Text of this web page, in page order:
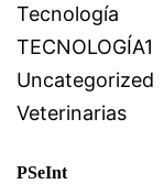
Tecnología
TECNOLOGÍA1
Uncategorized
Veterinarias
PSeInt